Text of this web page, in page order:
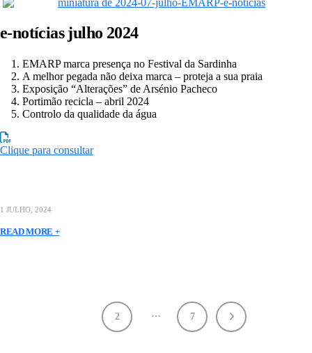
e-notícias julho 2024
EMARP marca presença no Festival da Sardinha
A melhor pegada não deixa marca – proteja a sua praia
Exposição “Alterações” de Arsénio Pacheco
Portimão recicla – abril 2024
Controlo da qualidade da água
Clique para consultar
1 JULHO, 2024
READ MORE +
2 … 7